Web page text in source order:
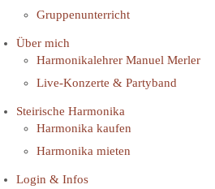
Gruppenunterricht
Über mich
Harmonikalehrer Manuel Merler
Live-Konzerte & Partyband
Steirische Harmonika
Harmonika kaufen
Harmonika mieten
Login & Infos